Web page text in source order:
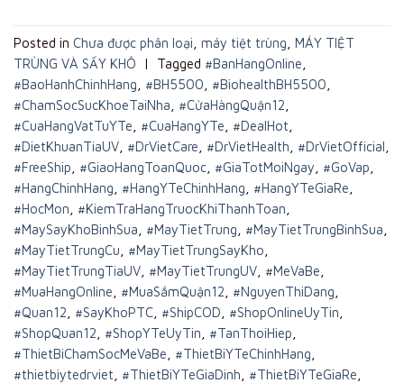
Posted in Chưa được phân loại máy tiệt trùng MÁY TIỆT
TRÙNG VÀ SẤY KHÔ
| Tagged #BanHangOnline
#BaoHanhChinhHang
#BH5500 #BiohealthBH5500
#ChamSocSucKhoeTaiNha
#CửaHàngQuận12
#CuaHangVatTuYTe
#CuaHangYTe #DealHot
#DietKhuanTiaUV #DrVietCare #DrVietHealth #DrVietOfficial
#FreeShip
#GiaoHangToanQuoc #GiaTotMoiNgay #GoVap
#HangChinhHang
#HangYTeChinhHang #HangYTeGiaRe
#HocMon
#KiemTraHangTruocKhiThanhToan
#MaySayKhoBinhSua
#MayTietTrung #MayTietTrungBinhSua
#MayTietTrungCu
#MayTietTrungSayKho
#MayTietTrungTiaUV #MayTietTrungUV #MeVaBe
#MuaHangOnline
#MuaSắmQuận12 #NguyenThiDang
#Quan12
#SayKhoPTC #ShipCOD #ShopOnlineUyTin
#ShopQuan12
#ShopYTeUyTin #TanThoiHiep
#ThietBiChamSocMeVaBe
#ThietBiYTeChinhHang
#thietbiytedrviet
#ThietBiYTeGiaDinh #ThietBiYTeGiaRe